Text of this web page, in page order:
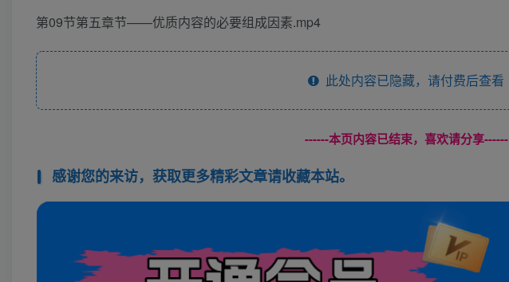
第09节第五章节——优质内容的必要组成因素.mp4
此处内容已隐藏，请付费后查看
------本页内容已结束，喜欢请分享------
感谢您的来访，获取更多精彩文章请收藏本站。